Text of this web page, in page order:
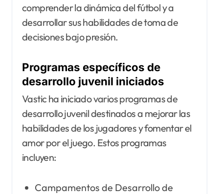
comprender la dinámica del fútbol y a
desarrollar sus habilidades de toma de
decisiones bajo presión.
Programas específicos de
desarrollo juvenil iniciados
Vastic ha iniciado varios programas de
desarrollo juvenil destinados a mejorar las
habilidades de los jugadores y fomentar el
amor por el juego. Estos programas
incluyen:
Campamentos de Desarrollo de